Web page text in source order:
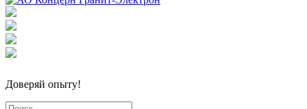
Доверяй опыту!